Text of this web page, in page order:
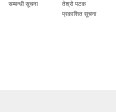
सम्बन्धी सूचना
तेश्रो पटक
प्रकाशित सूचना